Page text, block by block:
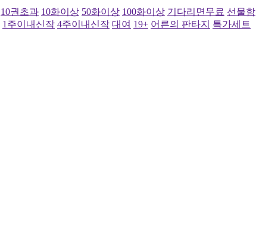
10권초과 10화이상 50화이상 100화이상 기다리면무료 선물함
1주이내신작 4주이내신작 대여 19+ 어른의 판타지 특가세트